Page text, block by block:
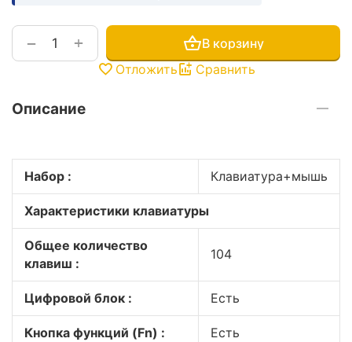
+
−
В корзину
Отложить
Сравнить
Описание
Набор : Клавиатура+мышь
Характеристики клавиатуры
Общее количество
клавиш :
104
Цифровой блок : Есть
Кнопка функций (Fn) : Есть